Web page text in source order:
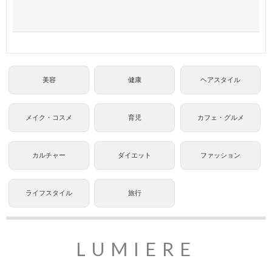
美容 健康 ヘアスタイル
メイク・コスメ 育児 カフェ・グルメ
カルチャー ダイエット ファッション
ライフスタイル 旅行
LUMIERE